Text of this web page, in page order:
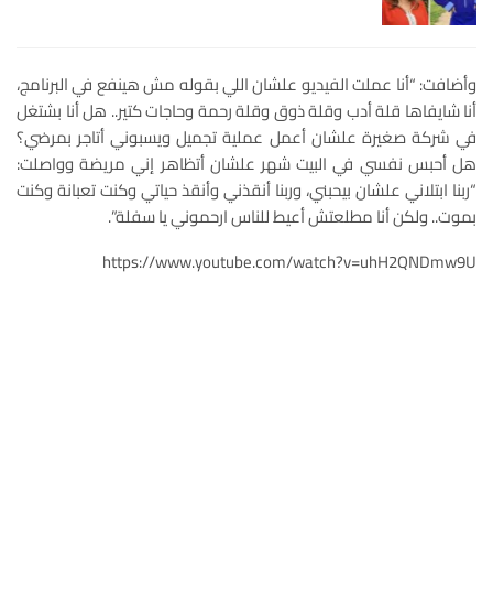
وأضافت: “أنا عملت الفيديو علشان اللي بقوله مش هينفع في البرنامج،
أنا شايفاها قلة أدب وقلة ذوق وقلة رحمة وحاجات كتير.. هل أنا بشتغل
في شركة صغيرة علشان أعمل عملية تجميل ويسبوني أتاجر بمرضي؟
هل أحبس نفسي في البيت شهر علشان أتظاهر إني مريضة وواصلت:
“ربنا ابتلاني علشان بيحبني، وربنا أنقذني وأنقذ حياتي وكنت تعبانة وكنت
بموت.. ولكن أنا مطلعتش أعيط للناس ارحموني يا سفلة”.
https://www.youtube.com/watch?v=uhH2QNDmw9U